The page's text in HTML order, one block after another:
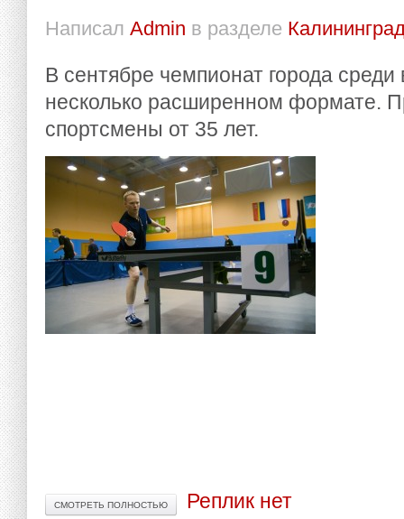
Написал Admin в разделе
В сентябре чемпионат города
несколько расширенном формате.
спортсмены от 35 лет.
СМОТРЕТЬ ПОЛНОСТЬЮ Реплик нет